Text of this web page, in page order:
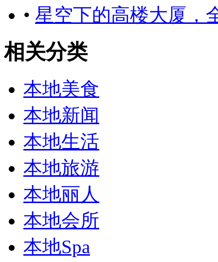
• 星空下的高楼大厦，
相关分类
本地美食
本地新闻
本地生活
本地旅游
本地丽人
本地会所
本地Spa